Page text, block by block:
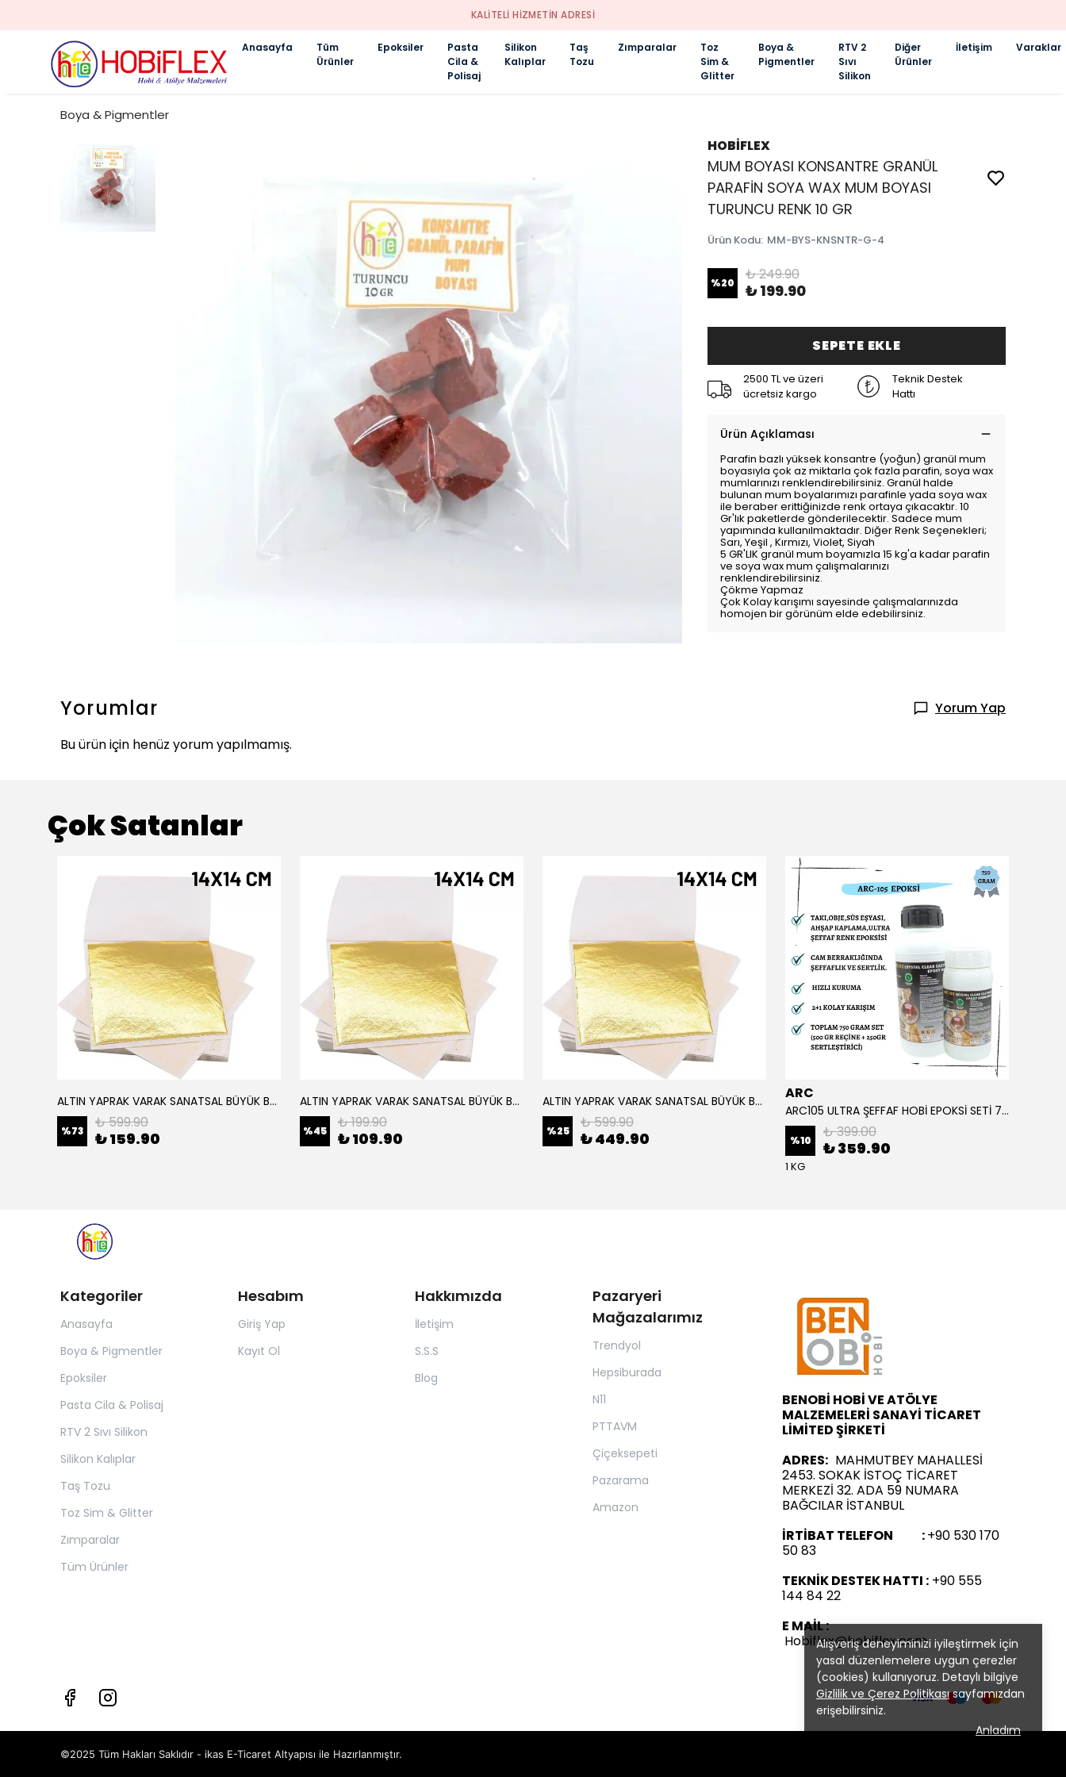
KALİTELİ HİZMETİN ADRESİ
Anasayfa
Tüm
Ürünler
Epoksiler
Pasta
Cila &
Polisaj
Silikon
Kalıplar
Taş
Tozu
Zımparalar
Toz
Sim &
Glitter
Boya &
Pigmentler
RTV 2
Sıvı
Silikon
Diğer
Ürünler
İletişim Varaklar
Alışveriş deneyiminizi iyileştirmek için
yasal düzenlemelere uygun çerezler
(cookies) kullanıyoruz. Detaylı bilgiye
Gizlilik ve Çerez Politikasısayfamızdan
erişebilirsiniz.
Anladım
Boya & Pigmentler
HOBİFLEX
MUM BOYASI KONSANTRE GRANÜL
PARAFİN SOYA WAX MUM BOYASI
TURUNCU RENK 10 GR
Ürün Kodu: MM-BYS-KNSNTR-G-4
%20 ₺ 249.90
₺ 199.90
SEPETE EKLE
2500 TL ve üzeri
ücretsiz kargo
Teknik Destek
Hattı
Ürün Açıklaması
Parafin bazlı yüksek konsantre (yoğun) granül mum
boyasıyla çok az miktarla çok fazla parafin, soya wax
mumlarınızı renklendirebilirsiniz. Granül halde
bulunan mum boyalarımızı parafinle yada soya wax
ile beraber erittiğinizde renk ortaya çıkacaktır. 10
Gr'lık paketlerde gönderilecektir. Sadece mum
yapımında kullanılmaktadır. Diğer Renk Seçenekleri;
Sarı, Yeşil , Kırmızı, Violet, Siyah
5 GR'LIK granül mum boyamızla 15 kg'a kadar parafin
ve soya wax mum çalışmalarınızı
renklendirebilirsiniz.
Çökme Yapmaz
Çok Kolay karışımı sayesinde çalışmalarınızda
homojen bir görünüm elde edebilirsiniz.
Yorumlar
Yorum Yap
Bu ürün için henüz yorum yapılmamış.
Çok Satanlar
ALTIN YAPRAK VARAK SANATSAL BÜYÜK BOY FOLYO EPOKSİ REÇİNE NAİL ART 16 ADET 14X14 CM ALTIN RENK
%73 ₺ 599.90
₺ 159.90
ALTIN YAPRAK VARAK SANATSAL BÜYÜK BOY FOLYO EPOKSİ REÇİNE NAİL ART 8 ADET ALTIN RENK 14X14 CM
%45 ₺ 199.90
₺ 109.90
ALTIN YAPRAK VARAK SANATSAL BÜYÜK BOY FOLYO EPOKSİ REÇİNE NAİL ART 90 ADET 14X14 CM ALTIN RENK
%25 ₺ 599.90
₺ 449.90
ARC
ARC105 ULTRA ŞEFFAF HOBİ EPOKSİ SETİ 750 GRAM
%10 ₺ 399.00
₺ 359.90
1 KG
Kategoriler
Anasayfa
Boya & Pigmentler
Epoksiler
Pasta Cila & Polisaj
RTV 2 Sıvı Silikon
Silikon Kalıplar
Taş Tozu
Toz Sim & Glitter
Zımparalar
Tüm Ürünler
Hesabım
Giriş Yap
Kayıt Ol
Hakkımızda
İletişim
S.S.S
Blog
Pazaryeri
Mağazalarımız
Trendyol
Hepsiburada
N11
PTTAVM
Çiçeksepeti
Pazarama
Amazon
BENOBİ HOBİ VE ATÖLYE
MALZEMELERİ SANAYİ TİCARET
LİMİTED ŞİRKETİ
ADRES: MAHMUTBEY MAHALLESİ
2453. SOKAK İSTOÇ TİCARET
MERKEZİ 32. ADA 59 NUMARA
BAĞCILAR İSTANBUL
İRTİBAT TELEFON :+90 530 170
50 83
TEKNİK DESTEK HATTI : +90 555
144 84 22
E MAİL :
Hobiflex@hobiflex.com
©2025 Tüm Hakları Saklıdır - ikas E-Ticaret Altyapısı ile Hazırlanmıştır.